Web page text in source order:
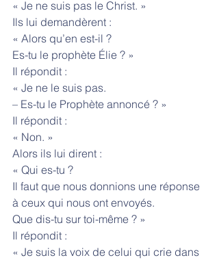
« Je ne suis pas le Christ. »
Ils lui demandèrent :
« Alors qu’en est-il ?
Es-tu le prophète Élie ? »
Il répondit :
« Je ne le suis pas.
– Es-tu le Prophète annoncé ? »
Il répondit :
« Non. »
Alors ils lui dirent :
« Qui es-tu ?
Il faut que nous donnions une réponse
à ceux qui nous ont envoyés.
Que dis-tu sur toi-même ? »
Il répondit :
« Je suis la voix de celui qui crie dans